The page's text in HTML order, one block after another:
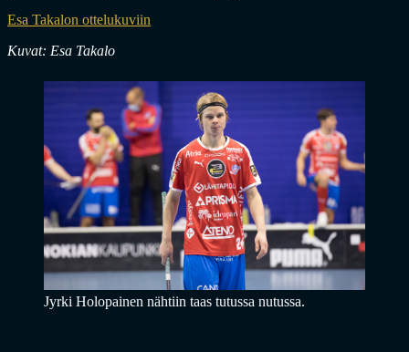
Esa Takalon ottelukuviin
Kuvat: Esa Takalo
Jyrki Holopainen nähtiin taas tutussa nutussa.